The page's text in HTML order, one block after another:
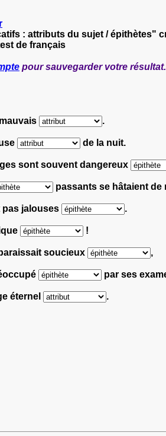
: attributs du sujet / épithètes"
de français
pour sauvegarder votre résultat.
.
de la nuit.
sont souvent dangereux
passants se hâtaient de
pas jalouses .
!
soucieux ,
par ses
éternel .